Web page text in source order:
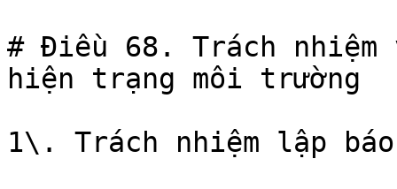
# Điều 68. Trách
hiện trạng môi trường
1\. Trách nhiệm lập